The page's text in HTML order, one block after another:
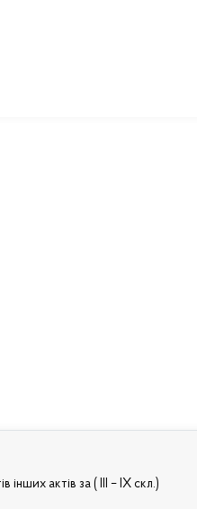
інших актів за ( III – IX скл.)